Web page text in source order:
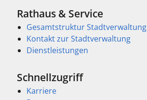
Rathaus & Service
Gesamtstruktur Stadtverwaltung
Kontakt zur Stadtverwaltung
Dienstleistungen
Schnellzugriff
Karriere